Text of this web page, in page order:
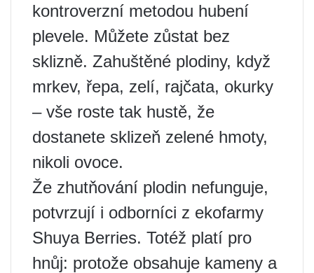
kontroverzní metodou hubení
plevele. Můžete zůstat bez
sklizně. Zahuštěné plodiny, když
mrkev, řepa, zelí, rajčata, okurky
– vše roste tak hustě, že
dostanete sklizeň zelené hmoty,
nikoli ovoce.
Že zhutňování plodin nefunguje,
potvrzují i ​​odborníci z ekofarmy
Shuya Berries. Totéž platí pro
hnůj: protože obsahuje kameny a